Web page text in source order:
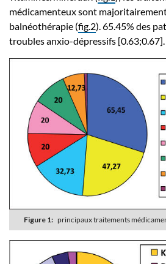
médicamenteux sont
balnéothérapie (fig.2). 65.45% des
troubles anxio-dépressifs [0.63;0.67].
Figure 1: principaux traitements